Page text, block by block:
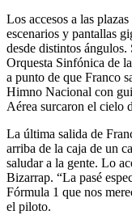
Los accesos a las
escenarios y pantallas
desde distintos ángulos.
Orquesta Sinfónica de
a punto de que Franco
Himno Nacional con
Aérea surcaron el cielo
La última salida de
arriba de la caja de un
saludar a la gente. Lo
Bizarrap. “La pasé
Fórmula 1 que nos
el piloto.